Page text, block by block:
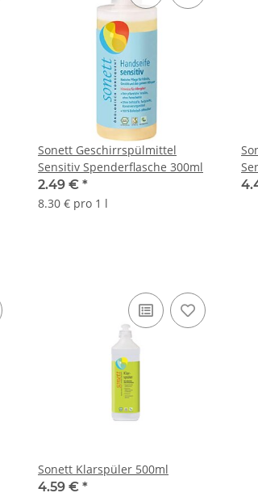
Sonett Geschirrspülmittel
Sensitiv Spenderflasche 300ml
2.49 € *
8.30 € pro 1 l
Sonett Klarspüler 500ml
4.59 € *